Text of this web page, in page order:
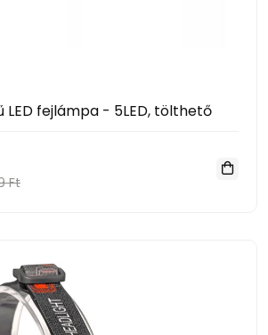
LED fejlámpa - 5LED, tölthető
Ft